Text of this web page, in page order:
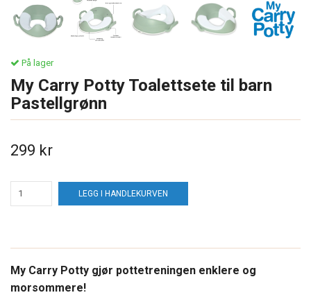
På lager
My Carry Potty Toalettsete til barn
Pastellgrønn
299 kr
LEGG I HANDLEKURVEN
My Carry Potty gjør pottetreningen enklere og
morsommere!